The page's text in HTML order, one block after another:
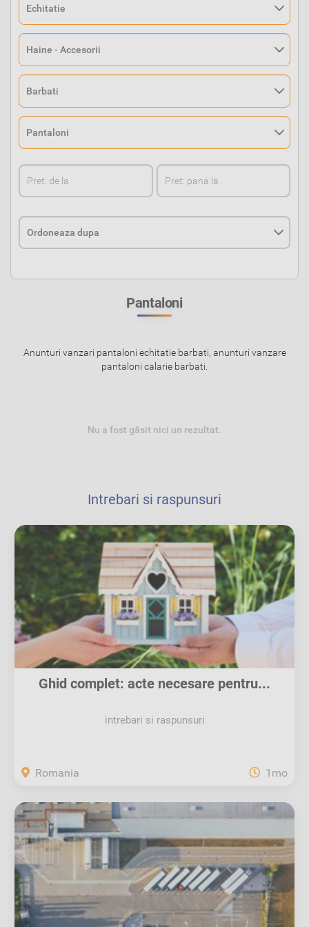
Pantaloni
Anunturi vanzari pantaloni echitatie barbati, anunturi vanzare
pantaloni calarie barbati.
Nu a fost găsit nici un rezultat.
Intrebari si raspunsuri
Ghid complet: acte necesare pentru...
intrebari si raspunsuri
Romania 1mo